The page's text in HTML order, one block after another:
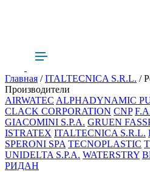
Главная /ITALTECNICA S.R.L. /
Производители
AIRWATEC ALPHADYNAMIC
CLACK CORPORATION CNP
GIACOMINI S.P.A. GRUEN
ISTRATEX ITALTECNICA S.R.L.
SPERONI SPA TECNOPLASTIC
UNIDELTA S.P.A. WATERSTRY
РИДАН